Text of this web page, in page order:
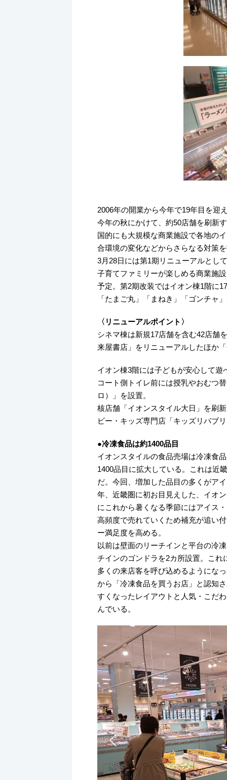
2006年の開業から今年で19年目を迎
今年の秋にかけて、約50店舗を刷新
国的にも大規模な商業施設で各地の
合環境の変化などからさらなる対策
3月28日には第1期リニューアルとし
子育てファミリーが楽しめる商業施
予定。第2期改装ではイオン棟1階に
「たまご丸」「まねき」「ゴンチャ
〈リニューアルポイント〉
シネマ棟は新規17店舗を含む42店舗
来屋書店」をリニューアルしたほか
イオン棟3階には子どもが安心して
コート側トイレ前には授乳やおむつ
ロ）」を設置。
核店舗「イオンスタイル大日」を刷
ビー・キッズ専門店「キッズリパブ
●冷凍食品は約1400品目
イオンスタイルの食品売場は冷凍食
1400品目に拡大している。これは近
だ。今回、増加した品目の多くがア
年、近畿圏に初お目見えした、イオ
にこれから暑くなる季節にはアイス
高頻度で売れていくため補充が追い
ー満足度を高める。
以前は壁面のリーチインと平台の冷
チインのゴンドラを2カ所設置。こ
多くの来店客を呼び込めるようにな
から「冷凍食品を買うお店」と認知
すくなったレイアウトと人気・こだ
んでいる。